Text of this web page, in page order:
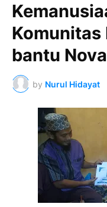
Komunitas
bantu
by Nurul Hidayat